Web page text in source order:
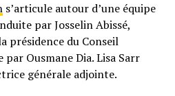
s’articule autour d’une équipe
par Josselin Abissé,
présidence du Conseil
Ousmane Dia. Lisa Sarr
générale adjointe.